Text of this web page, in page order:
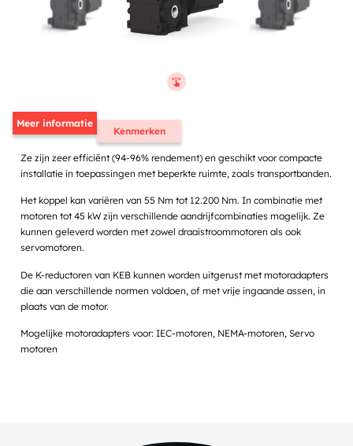
Meer informatie
Kenmerken
Ze zijn zeer efficiënt (94-96% rendement) en geschikt voor compacte
installatie in toepassingen met beperkte ruimte, zoals transportbanden.
Het koppel kan variëren van 55 Nm tot 12.200 Nm. In combinatie met
motoren tot 45 kW zijn verschillende aandrijfcombinaties mogelijk. Ze
kunnen geleverd worden met zowel draaistroommotoren als ook
servomotoren.
De K-reductoren van KEB kunnen worden uitgerust met motoradapters
die aan verschillende normen voldoen, of met vrije ingaande assen, in
plaats van de motor.
Mogelijke motoradapters voor: IEC-motoren, NEMA-motoren, Servo
motoren